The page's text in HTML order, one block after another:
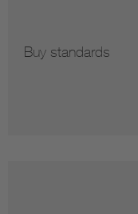
Buy standards